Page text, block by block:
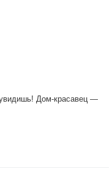
Дом-красавец —